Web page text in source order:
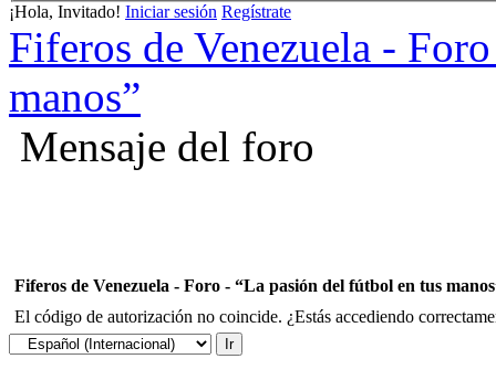
¡Hola, Invitado! Iniciar sesión Regístrate
Fiferos de Venezuela -
manos”
Mensaje del foro
Fiferos de Venezuela - Foro - “La pasión del fútbol en tus
El código de autorización no coincide. ¿Estás accediendo